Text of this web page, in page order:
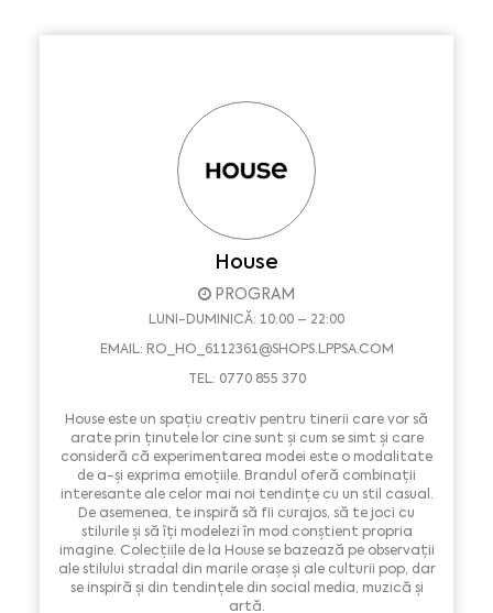
House
PROGRAM
LUNI-DUMINICĂ: 10:00 – 22:00
EMAIL: RO_HO_6112361@SHOPS.LPPSA.COM
TEL: 0770 855 370
House este un spațiu creativ pentru tinerii care vor să
arate prin ținutele lor cine sunt și cum se simt și care
consideră că experimentarea modei este o modalitate
de a-și exprima emoțiile. Brandul oferă combinații
interesante ale celor mai noi tendințe cu un stil casual.
De asemenea, te inspiră să fii curajos, să te joci cu
stilurile și să îți modelezi în mod conștient propria
imagine. Colecțiile de la House se bazează pe observații
ale stilului stradal din marile orașe și ale culturii pop, dar
se inspiră și din tendințele din social media, muzică și
artă.